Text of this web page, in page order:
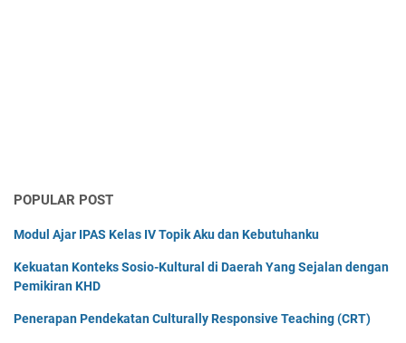
POPULAR POST
Modul Ajar IPAS Kelas IV Topik Aku dan Kebutuhanku
Kekuatan Konteks Sosio-Kultural di Daerah Yang Sejalan dengan
Pemikiran KHD
Penerapan Pendekatan Culturally Responsive Teaching (CRT)